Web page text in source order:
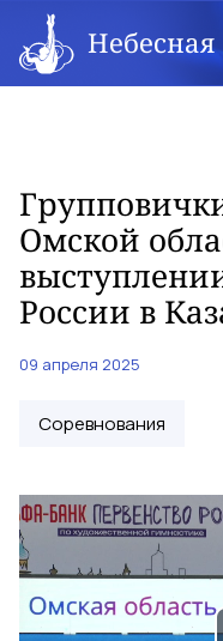
Омской
России в
09 апреля 2025
Соревнования